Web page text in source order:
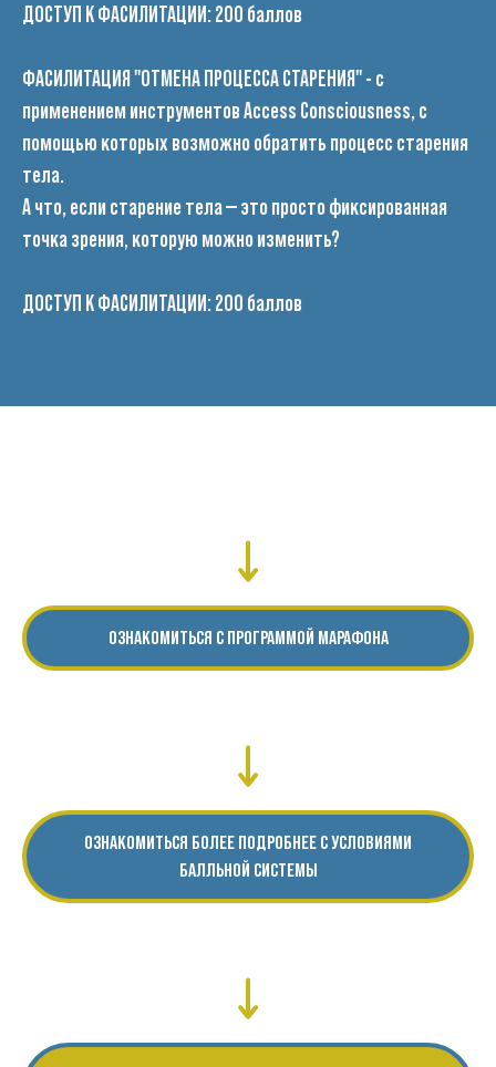
ДОСТУП К ФАСИЛИТАЦИИ: 200 баллов
ФАСИЛИТАЦИЯ "ОТМЕНА ПРОЦЕССА СТАРЕНИЯ"- с
применением инструментов Access Consciousness, с
помощью которых возможно обратить процесс старения
тела.
А что, если старение тела — это просто фиксированная
точка зрения, которую можно изменить?
ДОСТУП К ФАСИЛИТАЦИИ: 200 баллов
ОЗНАКОМИТЬСЯ С ПРОГРАММОЙ МАРАФОНА
ОЗНАКОМИТЬСЯ БОЛЕЕ ПОДРОБНЕЕ С УСЛОВИЯМИ
БАЛЛЬНОЙ СИСТЕМЫ